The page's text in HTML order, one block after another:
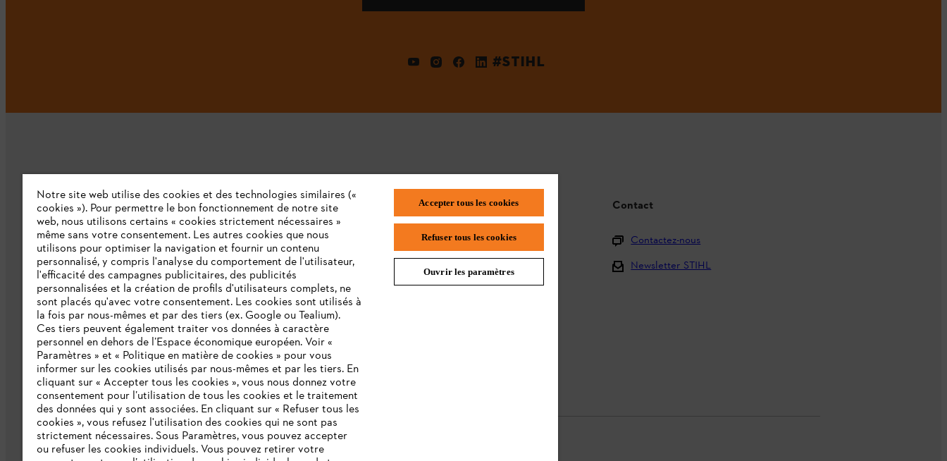
#STIHL
L'Entreprise
Qui sommes-nous ?
Presse
Emploi
Ligne Intégrité STIHL
Développement durable
Catalogue
STIHL FAQ
L'enregistrement des produits
L'Assortiment
Contact
Contactez-nous
Newsletter STIHL
Notre site web utilise des cookies et des technologies similaires («
cookies »). Pour permettre le bon fonctionnement de notre site
web, nous utilisons certains « cookies strictement nécessaires »
même sans votre consentement. Les autres cookies que nous
utilisons pour optimiser la navigation et fournir un contenu
personnalisé, y compris l'analyse du comportement de l'utilisateur,
l'efficacité des campagnes publicitaires, des publicités
personnalisées et la création de profils d'utilisateurs complets, ne
sont placés qu'avec votre consentement. Les cookies sont utilisés à
la fois par nous-mêmes et par des tiers (ex. Google ou Tealium).
Ces tiers peuvent également traiter vos données à caractère
personnel en dehors de l’Espace économique européen. Voir «
Paramètres » et « Politique en matière de cookies » pour vous
informer sur les cookies utilisés par nous-mêmes et par les tiers. En
cliquant sur « Accepter tous les cookies », vous nous donnez votre
consentement pour l’utilisation de tous les cookies et le traitement
des données qui y sont associées. En cliquant sur « Refuser tous les
cookies », vous refusez l'utilisation des cookies qui ne sont pas
strictement nécessaires. Sous Paramètres, vous pouvez accepter
ou refuser les cookies individuels. Vous pouvez retirer votre
Accepter tous les cookies
Refuser tous les cookies
Ouvrir les paramètres